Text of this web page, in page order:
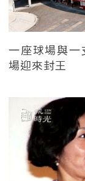
一座球場與
場迎來封王